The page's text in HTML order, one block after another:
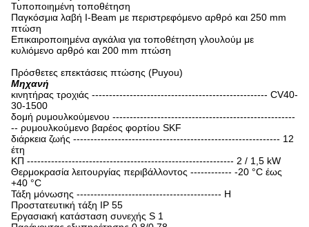
Τυποποιημένη τοποθέτηση
Παγκόσμια λαβή I-Beam με περιστρεφόμενο αρθρό και 250 mm
πτώση
Επικαιροποιημένα αγκάλια για τοποθέτηση γλουλούμ με
κυλιόμενο αρθρό και 200 mm πτώση
Πρόσθετες επεκτάσεις πτώσης (Puyou)
Μηχανή
κινητήρας τροχιάς --------------------------------------------------- CV40-
30-1500
δομή ρυμουλκούμενου -----------------------------------------------------
-- ρυμουλκούμενο βαρέος φορτίου SKF
διάρκεια ζωής ------------------------------------------------------------ 12
έτη
ΚΠ ------------------------------------------------------------ 2 / 1,5 kW
Θερμοκρασία λειτουργίας περιβάλλοντος ------------ -20 °C έως
+40 °C
Τάξη μόνωσης ------------------------------------------ H
Προστατευτική τάξη IP 55
Εργασιακή κατάσταση συνεχής S 1